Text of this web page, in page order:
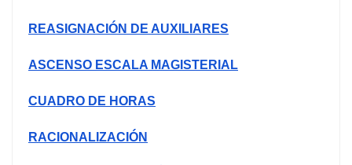
REASIGNACIÓN DE AUXILIARES
ASCENSO ESCALA MAGISTERIAL
CUADRO DE HORAS
RACIONALIZACIÓN